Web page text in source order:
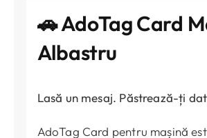
🚗 AdoTag Card
Albastru
Lasă un mesaj. Păstrează-ți
AdoTag Card pentru mașină